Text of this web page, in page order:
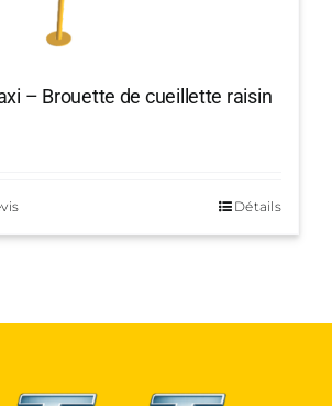
– Brouette de cueillette raisin
Détails